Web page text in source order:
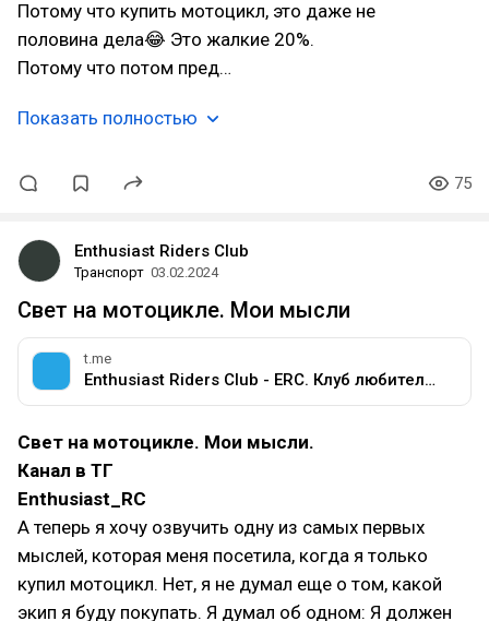
Потому что купить мотоцикл, это даже не
половина дела😂 Это жалкие 20%.
Потому что потом пред…
Показать полностью
75
Enthusiast Riders Club
Транспорт 03.02.2024
Свет на мотоцикле. Мои мысли
t.me
Enthusiast Riders Club - ERC. Клуб любителей мотоциклов разных марок.
Свет на мотоцикле. Мои мысли.
Канал в ТГ
Enthusiast_RC
А теперь я хочу озвучить одну из самых первых
мыслей, которая меня посетила, когда я только
купил мотоцикл. Нет, я не думал еще о том, какой
экип я буду покупать. Я думал об одном: Я должен